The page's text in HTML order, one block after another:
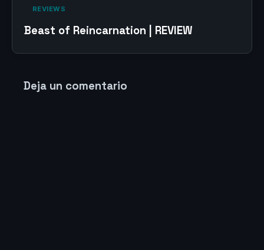
‎ REVIEWS‎
Beast of Reincarnation | REVIEW
Deja un comentario